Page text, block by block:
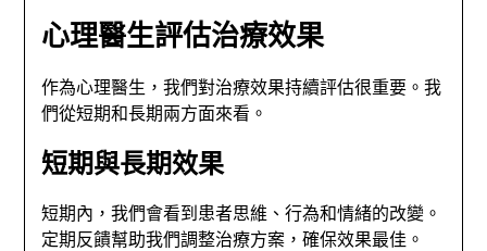
心理醫生評估治療效果
作為心理醫生，我們對治療效果持續評估很重要。我
們從短期和長期兩方面來看。
短期與長期效果
短期內，我們會看到患者思維、行為和情緒的改變。
定期反饋幫助我們調整治療方案，確保效果最佳。